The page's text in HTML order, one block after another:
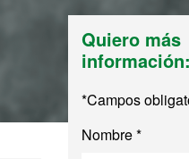
Quiero más
información:
*Campos
Nombre *